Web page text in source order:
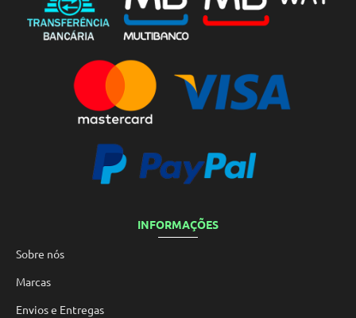
INFORMAÇÕES
Sobre nós
Marcas
Envios e Entregas